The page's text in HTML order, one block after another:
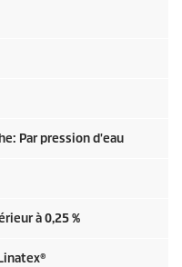
Par pression d'eau
à 0,25 %